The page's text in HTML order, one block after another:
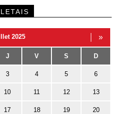
2025 »
J V S D
3 4 5 6
10 11 12 13
17 18 19 20